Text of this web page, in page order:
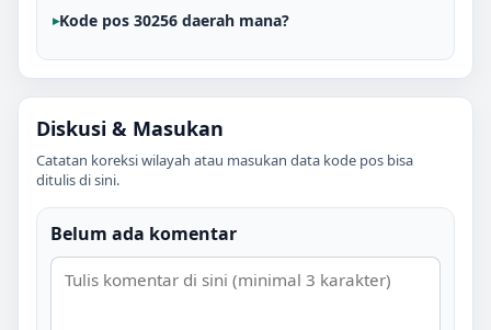
Kode pos 30256 daerah mana?
Diskusi & Masukan
Catatan koreksi wilayah atau masukan data kode pos bisa
ditulis di sini.
Belum ada komentar